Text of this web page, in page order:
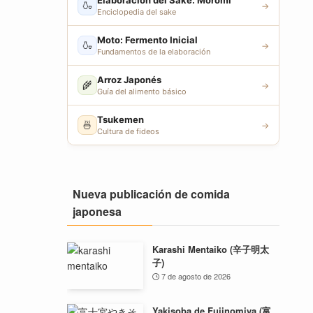
🍶
Enciclopedia del sake
→
🍶 Moto: Fermento Inicial
Fundamentos de la elaboración
→
🌾 Arroz Japonés
Guía del alimento básico
→
🍜 Tsukemen
Cultura de fideos
→
Nueva publicación de comida
japonesa
Karashi Mentaiko (辛子明太
子)
7 de agosto de 2026